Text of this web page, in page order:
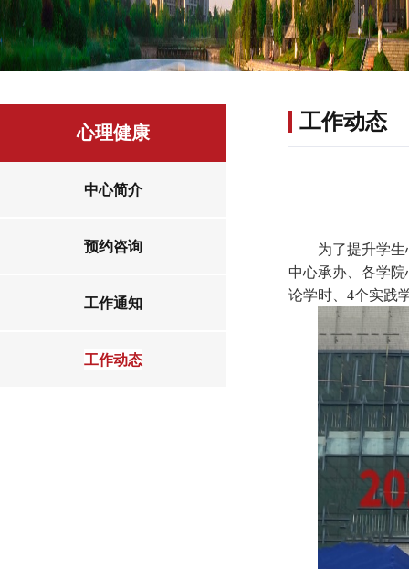
心理健康
中心简介
预约咨询
工作通知
工作动态
工作动态
为了提升学
中心承办、各学
论学时、4个实践